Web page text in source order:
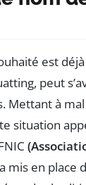
est
peut
Mettant à
situation
a mis en place